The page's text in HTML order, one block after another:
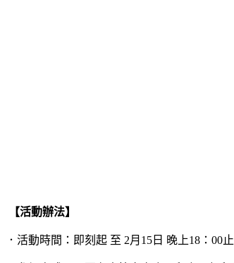
【活動辦法】
．活動時間：即刻起 至 2月15日 晚上18：00止